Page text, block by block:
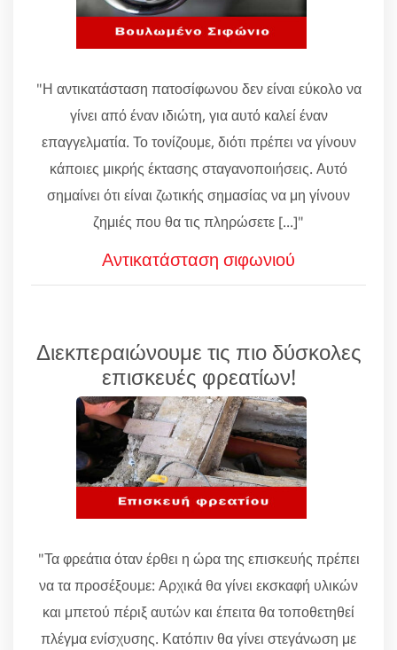
"Η αντικατάσταση πατοσίφωνου δεν είναι εύκολο να
γίνει από έναν ιδιώτη, για αυτό καλεί έναν
επαγγελματία. Το τονίζουμε, διότι πρέπει να γίνουν
κάποιες μικρής έκτασης σταγανοποιήσεις. Αυτό
σημαίνει ότι είναι ζωτικής σημασίας να μη γίνουν
ζημιές που θα τις πληρώσετε [...]"
Αντικατάσταση σιφωνιού
Διεκπεραιώνουμε τις πιο δύσκολες
επισκευές φρεατίων!
"Τα φρεάτια όταν έρθει η ώρα της επισκευής πρέπει
να τα προσέξουμε: Αρχικά θα γίνει εκσκαφή υλικών
και μπετού πέριξ αυτών και έπειτα θα τοποθετηθεί
πλέγμα ενίσχυσης. Κατόπιν θα γίνει στεγάνωση με